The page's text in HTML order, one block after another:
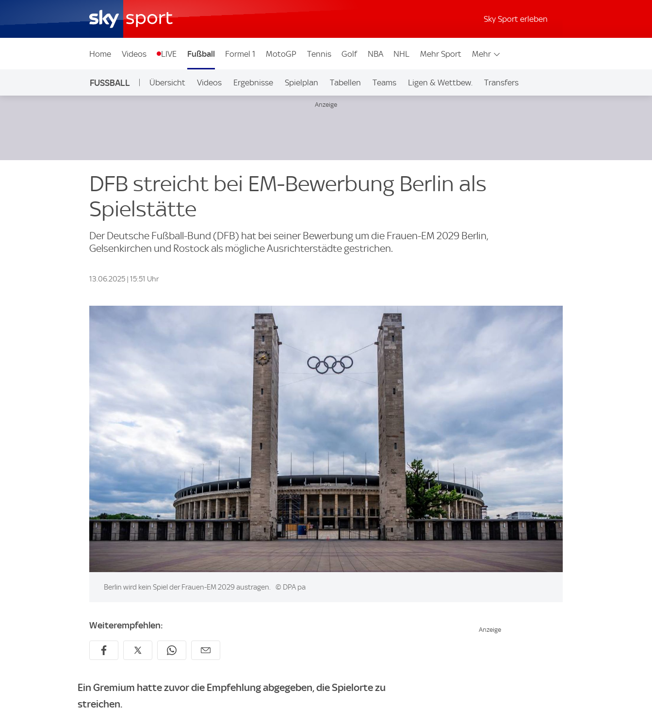
Sky Sport erleben
Home Videos LIVE Fußball Formel 1 MotoGP Tennis Golf NBA NHL Mehr Sport Mehr
FUSSBALL Übersicht Videos Ergebnisse Spielplan Tabellen Teams Ligen & Wettbew. Transfers
DFB streicht bei EM-Bewerbung Berlin als
Spielstätte
Der Deutsche Fußball-Bund (DFB) hat bei seiner Bewerbung um die Frauen-EM 2029 Berlin,
Gelsenkirchen und Rostock als mögliche Ausrichterstädte gestrichen.
13.06.2025 | 15:51 Uhr
Image:
Berlin wird kein Spiel der Frauen-EM 2029 austragen. © DPA pa
Weiterempfehlen:
Ein Gremium hatte zuvor die Empfehlung abgegeben, die Spielorte zu
streichen.